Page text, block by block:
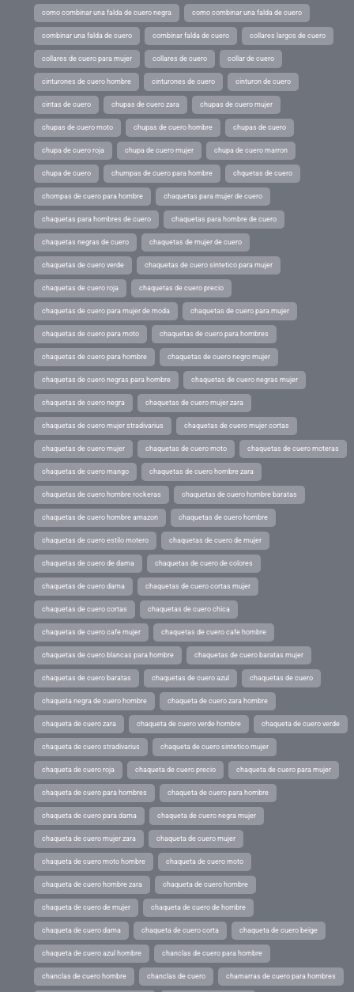
como combinar una falda de cuero negra como combinar una falda de cuero
combinar una falda de cuero combinar falda de cuero collares largos de cuero
collares de cuero para mujer collares de cuero collar de cuero
cinturones de cuero hombre cinturones de cuero cinturon de cuero
cintas de cuero chupas de cuero zara chupas de cuero mujer
chupas de cuero moto chupas de cuero hombre chupas de cuero
chupa de cuero roja chupa de cuero mujer chupa de cuero marron
chupa de cuero chumpas de cuero para hombre chquetas de cuero
chompas de cuero para hombre chaquetas para mujer de cuero
chaquetas para hombres de cuero chaquetas para hombre de cuero
chaquetas negras de cuero chaquetas de mujer de cuero
chaquetas de cuero verde chaquetas de cuero sintetico para mujer
chaquetas de cuero roja chaquetas de cuero precio
chaquetas de cuero para mujer de moda chaquetas de cuero para mujer
chaquetas de cuero para moto chaquetas de cuero para hombres
chaquetas de cuero para hombre chaquetas de cuero negro mujer
chaquetas de cuero negras para hombre chaquetas de cuero negras mujer
chaquetas de cuero negra chaquetas de cuero mujer zara
chaquetas de cuero mujer stradivarius chaquetas de cuero mujer cortas
chaquetas de cuero mujer chaquetas de cuero moto chaquetas de cuero moteras
chaquetas de cuero mango chaquetas de cuero hombre zara
chaquetas de cuero hombre rockeras chaquetas de cuero hombre baratas
chaquetas de cuero hombre amazon chaquetas de cuero hombre
chaquetas de cuero estilo motero chaquetas de cuero de mujer
chaquetas de cuero de dama chaquetas de cuero de colores
chaquetas de cuero dama chaquetas de cuero cortas mujer
chaquetas de cuero cortas chaquetas de cuero chica
chaquetas de cuero cafe mujer chaquetas de cuero cafe hombre
chaquetas de cuero blancas para hombre chaquetas de cuero baratas mujer
chaquetas de cuero baratas chaquetas de cuero azul chaquetas de cuero
chaqueta negra de cuero hombre chaqueta de cuero zara hombre
chaqueta de cuero zara chaqueta de cuero verde hombre chaqueta de cuero verde
chaqueta de cuero stradivarius chaqueta de cuero sintetico mujer
chaqueta de cuero roja chaqueta de cuero precio chaqueta de cuero para mujer
chaqueta de cuero para hombres chaqueta de cuero para hombre
chaqueta de cuero para dama chaqueta de cuero negra mujer
chaqueta de cuero mujer zara chaqueta de cuero mujer
chaqueta de cuero moto hombre chaqueta de cuero moto
chaqueta de cuero hombre zara chaqueta de cuero hombre
chaqueta de cuero de mujer chaqueta de cuero de hombre
chaqueta de cuero dama chaqueta de cuero corta chaqueta de cuero beige
chaqueta de cuero azul hombre chanclas de cuero para hombre
chanclas de cuero hombre chanclas de cuero chamarras de cuero para hombres